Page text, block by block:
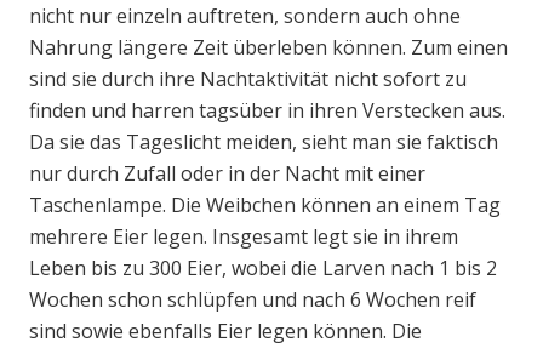
nicht nur einzeln auftreten, sondern auch ohne
Nahrung längere Zeit überleben können. Zum einen
sind sie durch ihre Nachtaktivität nicht sofort zu
finden und harren tagsüber in ihren Verstecken aus.
Da sie das Tageslicht meiden, sieht man sie faktisch
nur durch Zufall oder in der Nacht mit einer
Taschenlampe. Die Weibchen können an einem Tag
mehrere Eier legen. Insgesamt legt sie in ihrem
Leben bis zu 300 Eier, wobei die Larven nach 1 bis 2
Wochen schon schlüpfen und nach 6 Wochen reif
sind sowie ebenfalls Eier legen können. Die